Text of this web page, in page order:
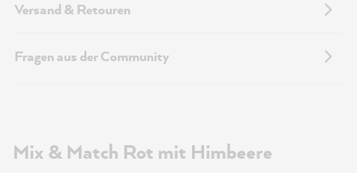
Versand & Retouren
Fragen aus der Community
Mix & Match Rot mit Himbeere